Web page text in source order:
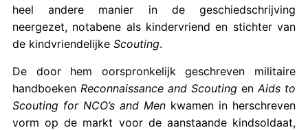
heel andere manier in de geschiedschrijving
neergezet, notabene als kindervriend en stichter van
de kindvriendelijke Scouting.
De door hem oorspronkelijk geschreven militaire
handboeken Reconnaissance and Scouting enAids to
Scouting for NCO’s and Men kwamen in herschreven
vorm op de markt voor de aanstaande kindsoldaat,